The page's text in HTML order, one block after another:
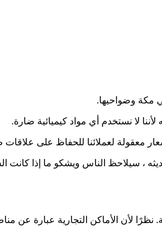
مكة وضواحيها.
لا نستخدم أي مواد كيميائية ضارة.
معقولة لعملائنا للحفاظ على علاقات
، سيلاحظ الناس ويشكو ما إذا كانت
لأن الأماكن التجارية عبارة عن